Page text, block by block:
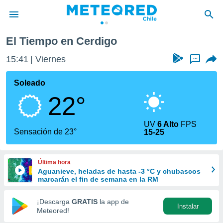
de
por
que se
calidad.
a este
las
y
forma
digital
basada
El Tiempo en Cerdigo
15:41 Viernes ...
Soleado
22°
Sensación de 23°
UV6 Alto FPS
15-25
Última hora
Aguanieve, heladas de hasta -3 °C y chubascos
marcarán el fin de semana en la RM
¡Descarga GRATIS la app de
Meteored!
Instalar